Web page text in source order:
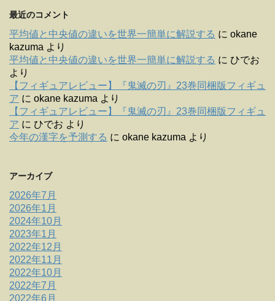
最近のコメント
平均値と中央値の違いを世界一簡単に解説する に okane
kazuma より
平均値と中央値の違いを世界一簡単に解説する に ひでお
より
【フィギュアレビュー】『鬼滅の刃』23巻同梱版フィギュ
ア に okane kazuma より
【フィギュアレビュー】『鬼滅の刃』23巻同梱版フィギュ
ア に ひでお より
今年の漢字を予測する に okane kazuma より
アーカイブ
2026年7月
2026年1月
2024年10月
2023年1月
2022年12月
2022年11月
2022年10月
2022年7月
2022年6月